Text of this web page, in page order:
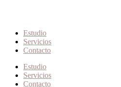
Estudio
Servicios
Contacto
Estudio
Servicios
Contacto